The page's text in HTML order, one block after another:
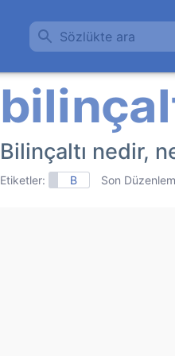
Sözlükte ara
Bilinçaltı nedir,
Etiketler: B Son